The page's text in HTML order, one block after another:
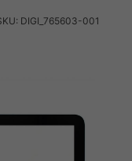
DIGI_765603-001